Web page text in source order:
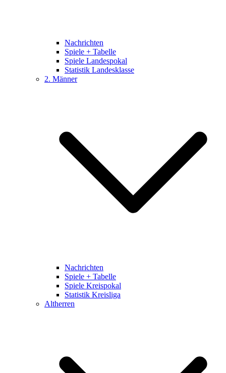
Nachrichten
Spiele + Tabelle
Spiele Landespokal
Statistik Landesklasse
2. Männer
Nachrichten
Spiele + Tabelle
Spiele Kreispokal
Statistik Kreisliga
Altherren